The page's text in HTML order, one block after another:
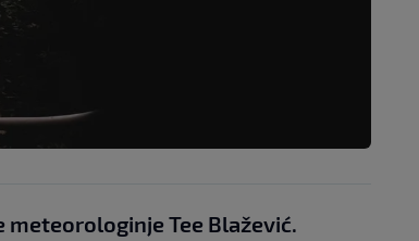
Tee Blažević.